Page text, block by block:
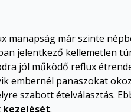
manapság már szinte
jelentkező kellemetlen
jól működő reflux
embernél panaszokat
szabott ételválasztás.
kezelését.